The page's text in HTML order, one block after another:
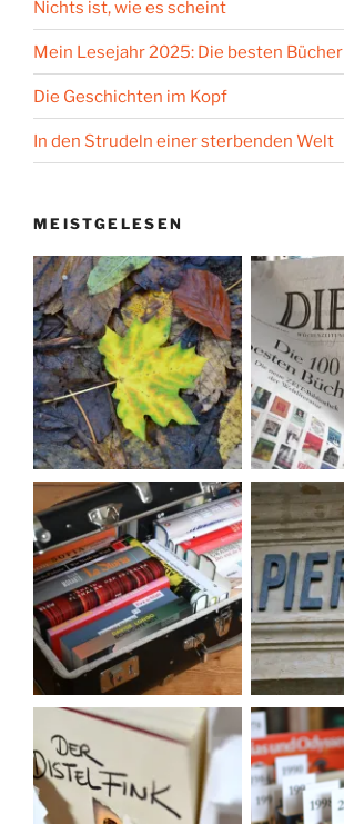
Nichts ist, wie es scheint
Mein Lesejahr 2025: Die besten Bücher
Die Geschichten im Kopf
In den Strudeln einer sterbenden Welt
MEISTGELESEN